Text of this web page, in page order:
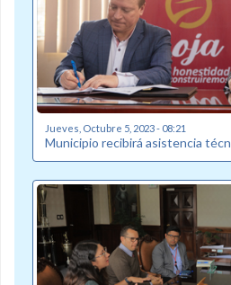
Jueves, Octubre 5, 2023 - 08:21
Municipio recibirá asistencia